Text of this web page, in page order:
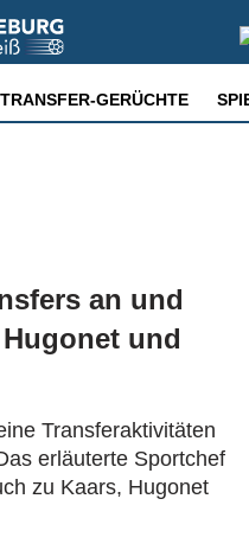
TRANSFER-GERÜCHTE
an und
und
Transferaktivitäten
erläuterte Sportchef
zu Kaars, Hugonet